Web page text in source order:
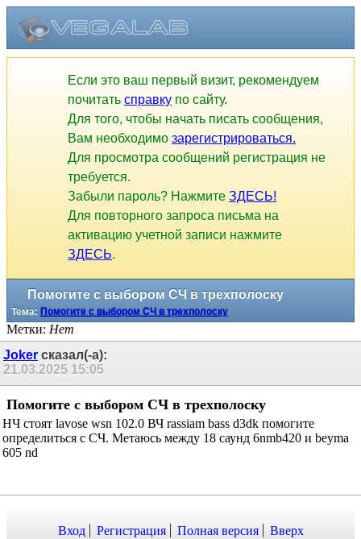
Если это ваш первый визит, рекомендуем
почитать справку по сайту.
Для того, чтобы начать писать сообщения,
Вам необходимо зарегистрироваться.
Для просмотра сообщений регистрация не
требуется.
Забыли пароль? Нажмите ЗДЕСЬ!
Для повторного запроса письма на
активацию учетной записи нажмите
ЗДЕСЬ.
Помогите с выбором СЧ в трехполоску
Тема: Помогите с выбором СЧ в трехполоску
Метки: Нет
Jokerсказал(-а):
21.03.2025
Помогите с выбором СЧ в трехполоску
НЧ стоят lavose wsn 102.0 ВЧ rassiam bass d3dk помогите
определиться с СЧ. Метаюсь между 18 саунд 6nmb420 и beyma
605 nd
Вход Регистрация Полная версия Вверх